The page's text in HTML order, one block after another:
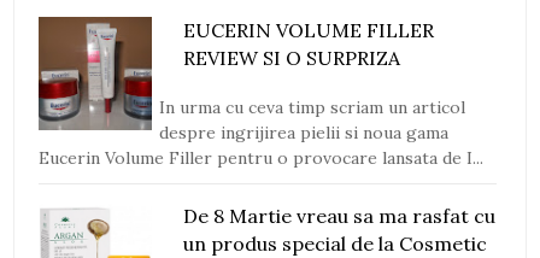
EUCERIN VOLUME FILLER
REVIEW SI O SURPRIZA
In urma cu ceva timp scriam un articol
despre ingrijirea pielii si noua gama
Eucerin Volume Filler pentru o provocare lansata de I...
De 8 Martie vreau sa ma rasfat cu
un produs special de la Cosmetic